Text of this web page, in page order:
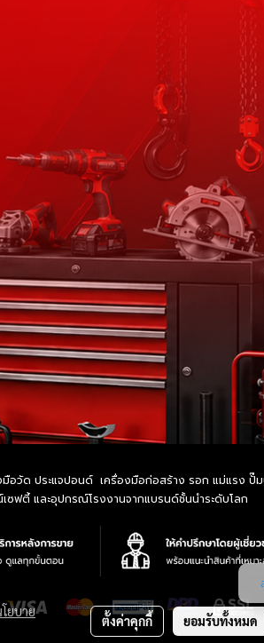
มือวัด ประแจปอนด์ เครื่องมือก่อสร้าง รอก แม่แรง ปั๊
ฟตี้ และอุปกรณ์โรงงานจากแบรนด์ชั้นนำระดับโลก
ยบาย
ตั้งค่าคุกกี้ ยอมรับทั้งหมด